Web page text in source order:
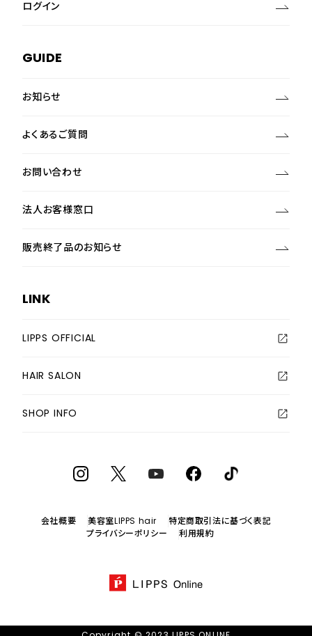
会社概要 美容室LIPPS hair
特定商取引法に基づく表記
プライバシーポリシー
利用規約
ログイン
GUIDE
お知らせ
よくあるご質問
お問い合わせ
法人お客様窓口
販売終了品のお知らせ
LINK
LIPPS OFFICIAL
HAIR SALON
SHOP INFO